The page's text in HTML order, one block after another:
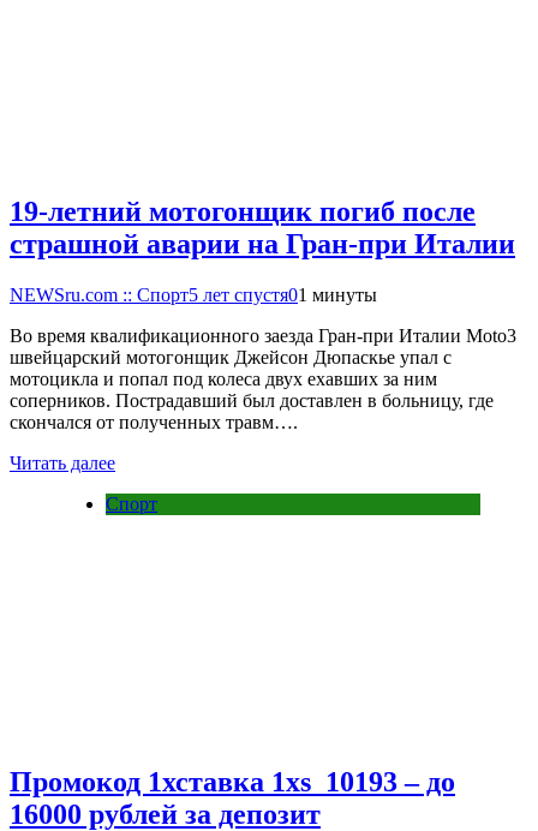
19-летний мотогонщик погиб после
страшной аварии на Гран-при Италии
NEWSru.com :: Спорт5 лет спустя01 минуты
Во время квалификационного заезда Гран-при Италии Moto3
швейцарский мотогонщик Джейсон Дюпаскье упал с
мотоцикла и попал под колеса двух ехавших за ним
соперников. Пострадавший был доставлен в больницу, где
скончался от полученных травм….
Читать далее
Спорт
Промокод 1хставка 1xs_10193 – до
16000 рублей за депозит